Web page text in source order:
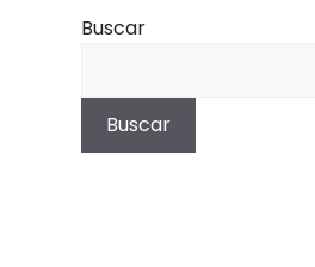
Buscar
Buscar